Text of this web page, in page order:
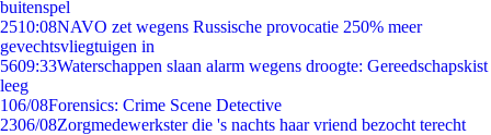
buitenspel
2510:08NAVO zet wegens Russische provocatie 250% meer
gevechtsvliegtuigen in
5609:33Waterschappen slaan alarm wegens droogte: Gereedschapskist
leeg
106/08Forensics: Crime Scene Detective
2306/08Zorgmedewerkster die 's nachts haar vriend bezocht terecht